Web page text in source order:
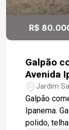
R$
Galpão
Avenida
Jardim
Galpão
Ipanema.
polido,